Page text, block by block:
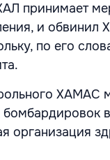
принимает
и
по его
ХАМАС
организация